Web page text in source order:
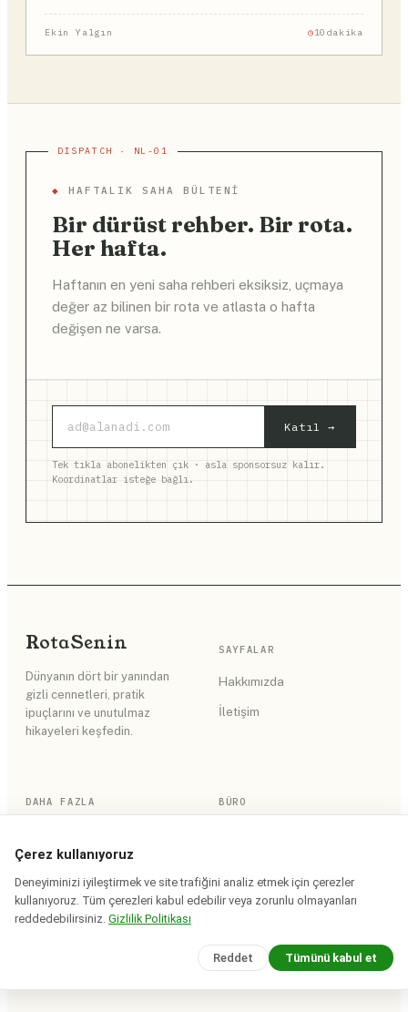
Ekin Yalgın 10dakika
◆ HAFTALIK SAHA BÜLTENI
Bir dürüst rehber. Bir rota.
Her hafta.
Haftanın en yeni saha rehberi eksiksiz, uçmaya
değer az bilinen bir rota ve atlasta o hafta
değişen ne varsa.
Katıl →
Tek tıkla abonelikten çık · asla sponsorsuz kalır.
Koordinatlar isteğe bağlı.
RotaSenin
Dünyanın dört bir yanından
gizli cennetleri, pratik
ipuçlarını ve unutulmaz
hikayeleri keşfedin.
SAYFALAR
Hakkımızda
İletişim
DAHA FAZLA
Site Haritası
BÜRO
© 2026 Rota Senin. Tüm hakları saklıdır.
Saha notları iddia bazında tarihlenir · yerinde doğrulanır.
Çerez kullanıyoruz
Deneyiminizi iyileştirmek ve site trafiğini analiz etmek için çerezler
kullanıyoruz. Tüm çerezleri kabul edebilir veya zorunlu olmayanları
reddedebilirsiniz. Gizlilik Politikası
Reddet Tümünü kabul et